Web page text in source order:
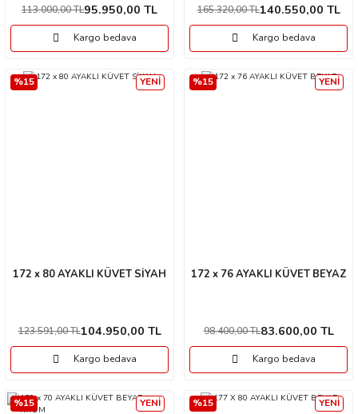
113.000,00 TL95.950,00 TL
Kargo bedava
165.320,00 TL140.550,00 TL
Kargo bedava
%15 YENİ
172 x 80 AYAKLI KÜVET SİYAH
123.591,00 TL104.950,00 TL
Kargo bedava
%15 YENİ
172 x 76 AYAKLI KÜVET BEYAZ
98.400,00 TL83.600,00 TL
Kargo bedava
%15 YENİ %15 YENİ